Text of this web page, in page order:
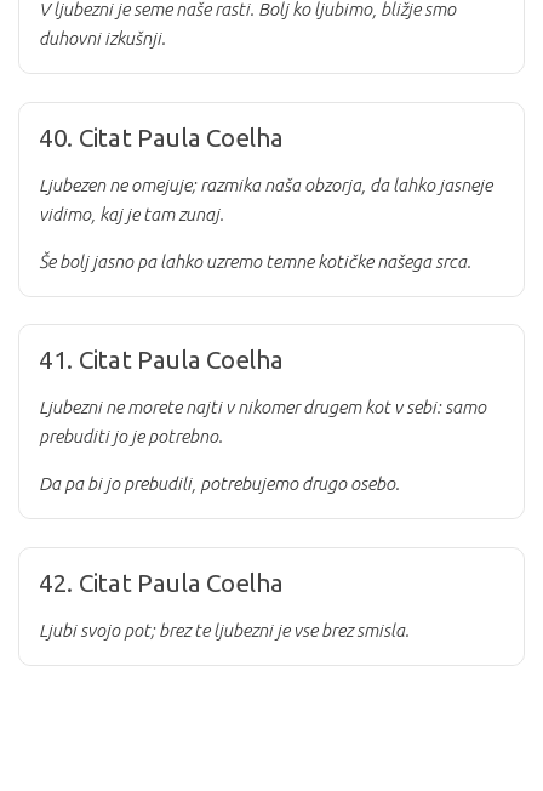
V ljubezni je seme naše rasti. Bolj ko ljubimo, bližje smo
duhovni izkušnji.
40. Citat Paula Coelha
Ljubezen ne omejuje; razmika naša obzorja, da lahko jasneje
vidimo, kaj je tam zunaj.
Še bolj jasno pa lahko uzremo temne kotičke našega srca.
41. Citat Paula Coelha
Ljubezni ne morete najti v nikomer drugem kot v sebi: samo
prebuditi jo je potrebno.
Da pa bi jo prebudili, potrebujemo drugo osebo.
42. Citat Paula Coelha
Ljubi svojo pot; brez te ljubezni je vse brez smisla.